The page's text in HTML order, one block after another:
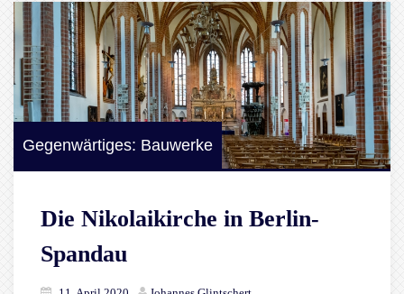
Gegenwärtiges: Bauwerke
Die Nikolaikirche in Berlin-
Spandau